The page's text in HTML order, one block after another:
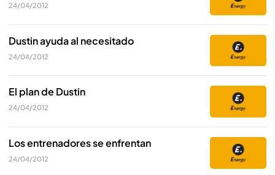
24/04/2012
Dustin ayuda al necesitado
24/04/2012
El plan de Dustin
24/04/2012
Los entrenadores se enfrentan
24/04/2012